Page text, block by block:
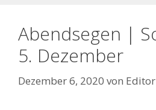
Abendsegen |
5. Dezember
Dezember 6, 2020 von Editor